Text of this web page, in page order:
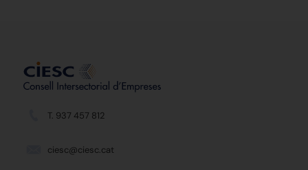
T. 937 457 812
ciesc@ciesc.cat